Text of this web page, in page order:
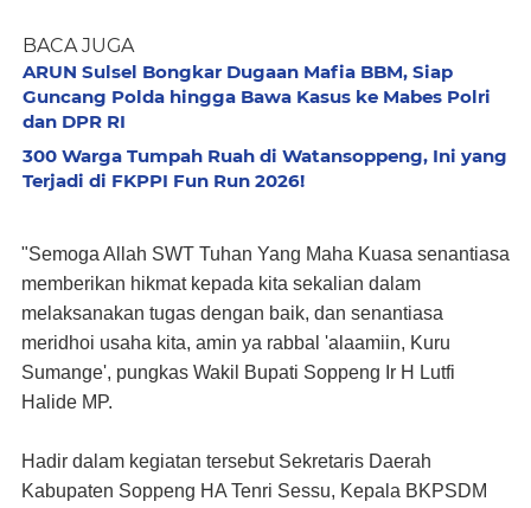
BACA JUGA
ARUN Sulsel Bongkar Dugaan Mafia BBM, Siap
Guncang Polda hingga Bawa Kasus ke Mabes Polri
dan DPR RI
300 Warga Tumpah Ruah di Watansoppeng, Ini yang
Terjadi di FKPPI Fun Run 2026!
"Semoga Allah SWT Tuhan Yang Maha Kuasa senantiasa
memberikan hikmat kepada kita sekalian dalam
melaksanakan tugas dengan baik, dan senantiasa
meridhoi usaha kita, amin ya rabbal 'alaamiin, Kuru
Sumange', pungkas Wakil Bupati Soppeng Ir H Lutfi
Halide MP.
Hadir dalam kegiatan tersebut Sekretaris Daerah
Kabupaten Soppeng HA Tenri Sessu, Kepala BKPSDM